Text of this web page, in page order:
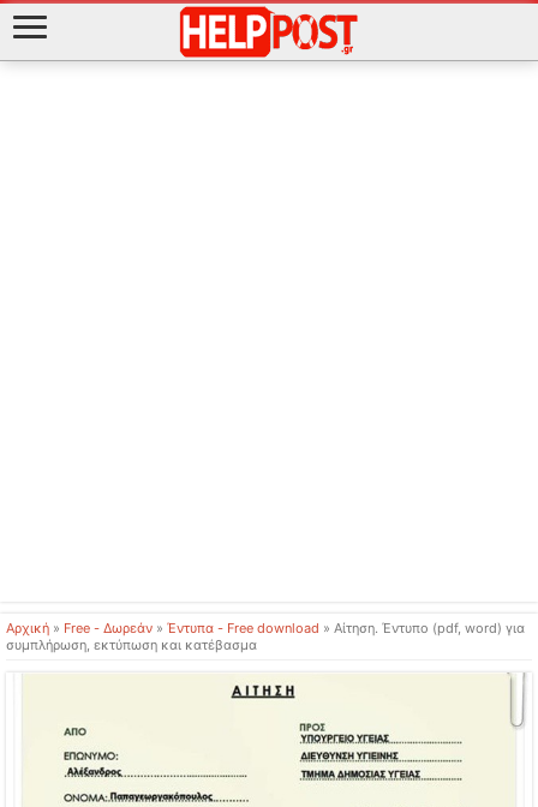
Αρχική » Free - Δωρεάν » Έντυπα - Free download » Αίτηση. Έντυπο (pdf, word) για
συμπλήρωση, εκτύπωση και κατέβασμα